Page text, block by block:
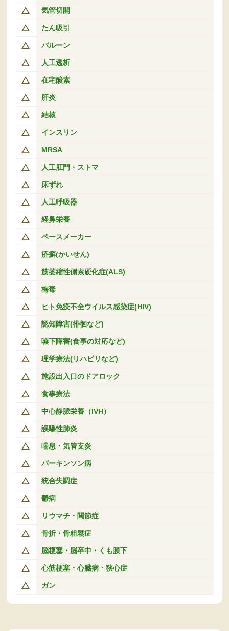
気管切開
たん吸引
バルーン
人工透析
在宅酸素
肝炎
結核
インスリン
MRSA
人工肛門・ストマ
床ずれ
人工呼吸器
経鼻栄養
ペースメーカー
疥癬(かいせん)
筋萎縮性側索硬化症(ALS)
梅毒
ヒト免疫不全ウイルス感染症(HIV)
認知障害(徘徊など)
嚥下障害(食事の対応など)
理学療法(リハビリなど)
施設出入口のドアロック
食事療法
中心静脈栄養（IVH）
誤嚥性肺炎
喘息・気管支炎
パーキンソン病
統合失調症
鬱病
リウマチ・関節症
骨折・骨粗鬆症
脳梗塞・脳卒中・くも膜下
心筋梗塞・心臓病・狭心症
ガン